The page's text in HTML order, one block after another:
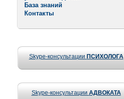
База знаний
Контакты
Skype-консультации ПСИХОЛОГА
Skype-консультации АДВОКАТА